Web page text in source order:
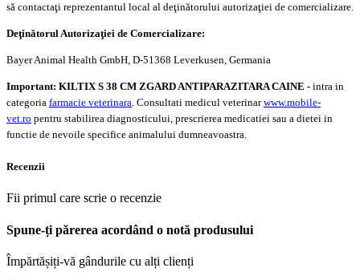
să contactaţi reprezentantul local al deţinătorului autorizaţiei de comercializare.
Deţinătorul Autorizaţiei de Comercializare:
Bayer Animal Health GmbH, D-51368 Leverkusen, Germania
Important: KILTIX S 38 CM ZGARD ANTIPARAZITARA CAINE - intra in
categoria farmacie veterinara. Consultati medicul veterinarwww.mobile-
vet.ro pentru stabilirea diagnosticului, prescrierea medicatiei sau a dietei in
functie de nevoile specifice animalului dumneavoastra.
Recenzii
Fii primul care scrie o recenzie
Spune-ți părerea acordând o notă produsului
Împărtășiți-vă gândurile cu alți clienți